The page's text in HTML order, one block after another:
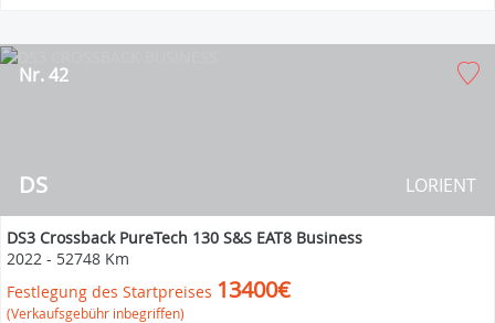
DS
Nr. 42
LORIENT
DS3 Crossback PureTech 130 S&S EAT8 Business
2022 - 52748 Km
Festlegung des Startpreises 13400€
(Verkaufsgebühr inbegriffen)